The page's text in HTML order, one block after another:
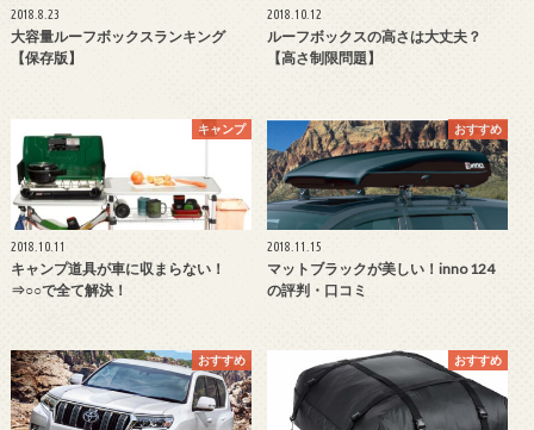
2018.8.23
大容量ルーフボックスランキング
【保存版】
2018.10.12
ルーフボックスの高さは大丈夫？
【高さ制限問題】
キャンプ
2018.10.11
キャンプ道具が車に収まらない！
⇒○○で全て解決！
おすすめ
2018.11.15
マットブラックが美しい！inno 124
の評判・口コミ
おすすめ おすすめ